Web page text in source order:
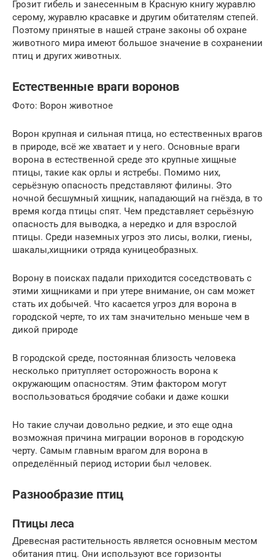
Грозит гибель и занесенным в Красную книгу журавлю
серому, журавлю красавке и другим обитателям степей.
Поэтому принятые в нашей стране законы об охране
животного мира имеют большое значение в сохранении
птиц и других животных.
Естественные враги воронов
Фото: Ворон животное
Ворон крупная и сильная птица, но естественных врагов
в природе, всё же хватает и у него. Основные враги
ворона в естественной среде это крупные хищные
птицы, такие как орлы и ястребы. Помимо них,
серьёзную опасность представляют филины. Это
ночной бесшумный хищник, нападающий на гнёзда, в то
время когда птицы спят. Чем представляет серьёзную
опасность для выводка, а нередко и для взрослой
птицы. Среди наземных угроз это лисы, волки, гиены,
шакалы,хищники отряда куницеобразных.
Ворону в поисках падали приходится соседствовать с
этими хищниками и при утере внимание, он сам может
стать их добычей. Что касается угроз для ворона в
городской черте, то их там значительно меньше чем в
дикой природе
В городской среде, постоянная близость человека
несколько притупляет осторожность ворона к
окружающим опасностям. Этим фактором могут
воспользоваться бродячие собаки и даже кошки
Но такие случаи довольно редкие, и это еще одна
возможная причина миграции воронов в городскую
черту. Самым главным врагом для ворона в
определённый период истории был человек.
Разнообразие птиц
Птицы леса
Древесная растительность является основным местом
обитания птиц. Они используют все горизонты